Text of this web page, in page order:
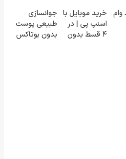
آموزش رایگان
گیاهی
وام
خرید موبایل با
اسنپ پی | در
۴ قسط بدون
جوانسازی
طبیعی پوست
بدون بوتاکس